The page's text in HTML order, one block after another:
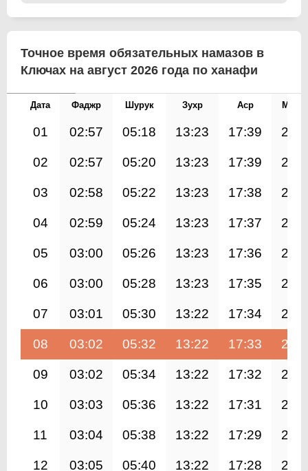
Точное время обязательных намазов в
Ключах на август 2026 года по ханафи
Дата Фаджр Шурук Зухр Аср
01 02:57 05:18 13:23 17:39
02 02:57 05:20 13:23 17:39
03 02:58 05:22 13:23 17:38
04 02:59 05:24 13:23 17:37
05 03:00 05:26 13:23 17:36
06 03:00 05:28 13:23 17:35
07 03:01 05:30 13:22 17:34
08 03:02 05:32 13:22 17:33
09 03:02 05:34 13:22 17:32
10 03:03 05:36 13:22 17:31
11 03:04 05:38 13:22 17:29
12 03:05 05:40 13:22 17:28